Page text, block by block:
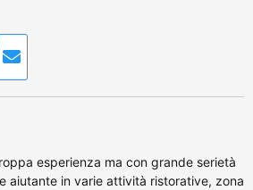
esperienza ma con grande serietà
aiutante in varie attività ristorative, zona